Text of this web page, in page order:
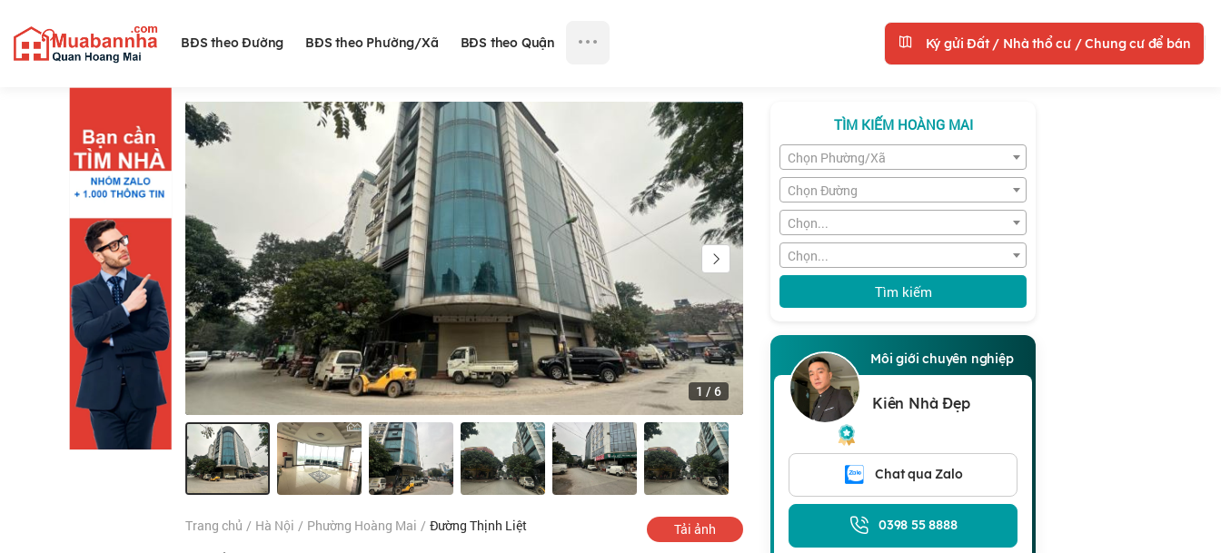
Ký gửi Đất / Nhà thổ cư / Chung cư để bán
BĐS theo Đường BĐS theo Phường/Xã BĐS theo Quận
1 / 6
Trang chủ / Hà Nội / Phường Hoàng Mai / Đường Thịnh Liệt Tải ảnh
TÌM KIẾM HOÀNG MAI
Chọn Phường/Xã
Chọn Đường
Chọn...
Chọn...
Tìm kiếm
Môi giới chuyên nghiệp
Kiên Nhà Đẹp
Chat qua Zalo
0398 55 8888